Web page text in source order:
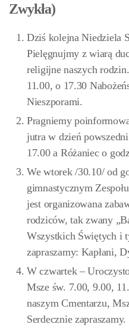
Zwykła)
Dziś kolejna Niedziela
Pielęgnujmy z wiarą
religijne naszych
11.00, o 17.30
Nieszporami.
Pragniemy
jutra w dzień
17.00 a Różaniec o
We wtorek /30.10/ od
gimnastycznym
jest organizowana
rodziców, tak zwany
Wszystkich Świętych i
zapraszamy: Kapłani,
W czwartek –
Msze św. 7.00, 9.00,
naszym Cmentarzu,
Serdecznie zapraszamy.